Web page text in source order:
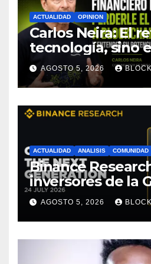
ACTUALIDAD OPINION
Carlos Neira: El
tecnología, sino
entenderla
AGOSTO 5, 2026
ACTUALIDAD ANALISIS COMUNIDAD
Binance
inversores de la
empiezan más
muestran mayor
financiera
AGOSTO 5, 2026